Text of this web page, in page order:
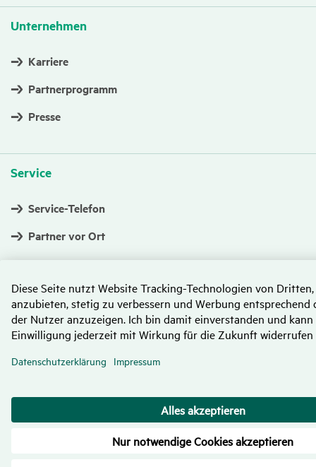
Unter­nehmen
Karriere
Partnerprogramm
Presse
Service
Service-Telefon
Partner vor Ort
©2026 HanseMerkur
Impressum Datenschutz Disclaimer Barrierefreiheit
Vertrag widerrufen